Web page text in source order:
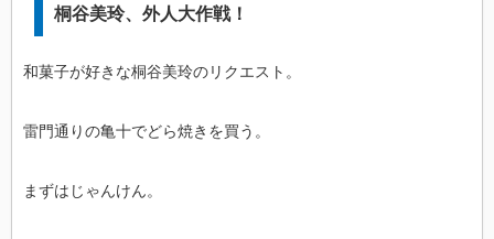
桐谷美玲、外人大作戦！
和菓子が好きな桐谷美玲のリクエスト。
雷門通りの亀十でどら焼きを買う。
まずはじゃんけん。